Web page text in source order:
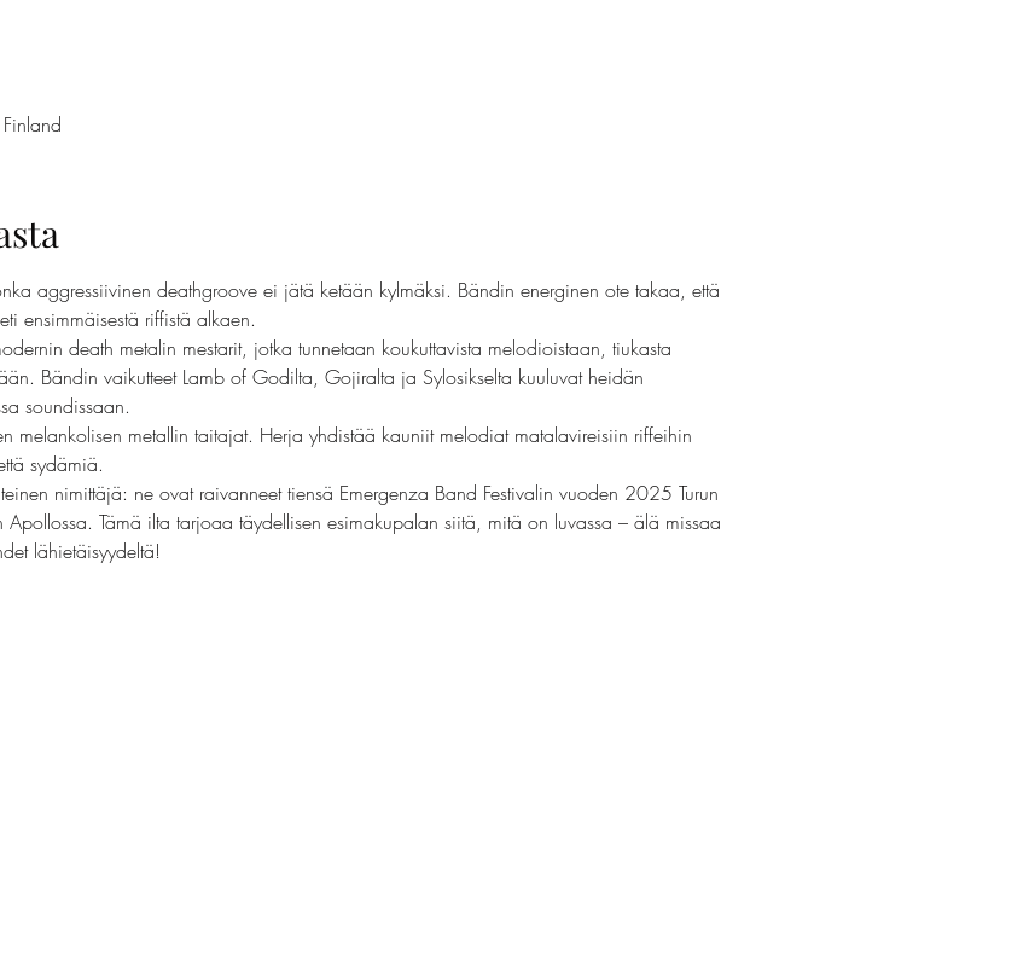
aggressiivinen deathgroove ei jätä ketään kylmäksi. Bändin energinen ote takaa, että
ensimmäisestä riffistä alkaen.
death metalin mestarit, jotka tunnetaan koukuttavista melodioistaan, tiukasta
Bändin vaikutteet Lamb of Godilta, Gojiralta ja Sylosikselta kuuluvat heidän
soundissaan.
melankolisen metallin taitajat. Herja yhdistää kauniit melodiat matalavireisiin riffeihin
sydämiä.
nimittäjä: ne ovat raivanneet tiensä Emergenza Band Festivalin vuoden 2025 Turun
Tämä ilta tarjoaa täydellisen esimakupalan siitä, mitä on luvassa – älä missaa
lähietäisyydeltä!